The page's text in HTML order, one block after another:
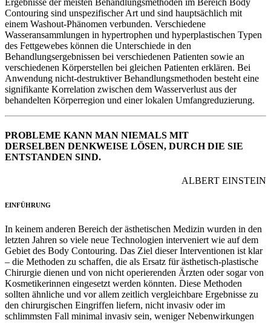
Ergebnisse der meisten Behandlungsmethoden im Bereich Body
Contouring sind unspezifischer Art und sind hauptsächlich mit
einem Washout-Phänomen verbunden. Verschiedene
Wasseransammlungen in hypertrophen und hyperplastischen Typen
des Fettgewebes können die Unterschiede in den
Behandlungsergebnissen bei verschiedenen Patienten sowie an
verschiedenen Körperstellen bei gleichen Patienten erklären. Bei
Anwendung nicht-destruktiver Behandlungsmethoden besteht eine
signifikante Korrelation zwischen dem Wasserverlust aus der
behandelten Körperregion und einer lokalen Umfangreduzierung.
PROBLEME KANN MAN NIEMALS MIT
DERSELBEN DENKWEISE LÖSEN, DURCH DIE SIE
ENTSTANDEN SIND.
ALBERT EINSTEIN
EINFÜHRUNG
In keinem anderen Bereich der ästhetischen Medizin wurden in den
letzten Jahren so viele neue Technologien interveniert wie auf dem
Gebiet des Body Contouring. Das Ziel dieser Interventionen ist klar
– die Methoden zu schaffen, die als Ersatz für ästhetisch-plastische
Chirurgie dienen und von nicht operierenden Ärzten oder sogar von
Kosmetikerinnen eingesetzt werden könnten. Diese Methoden
sollten ähnliche und vor allem zeitlich vergleichbare Ergebnisse zu
den chirurgischen Eingriffen liefern, nicht invasiv oder im
schlimmsten Fall minimal invasiv sein, weniger Nebenwirkungen